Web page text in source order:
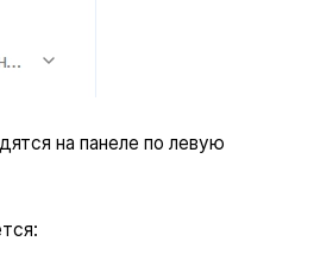
на панеле по левую